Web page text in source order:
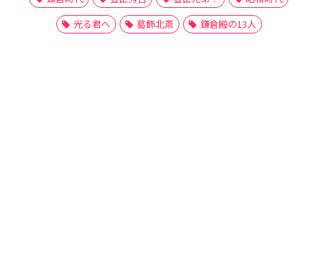
光る君へ
葛飾北斎 鎌倉殿の13人